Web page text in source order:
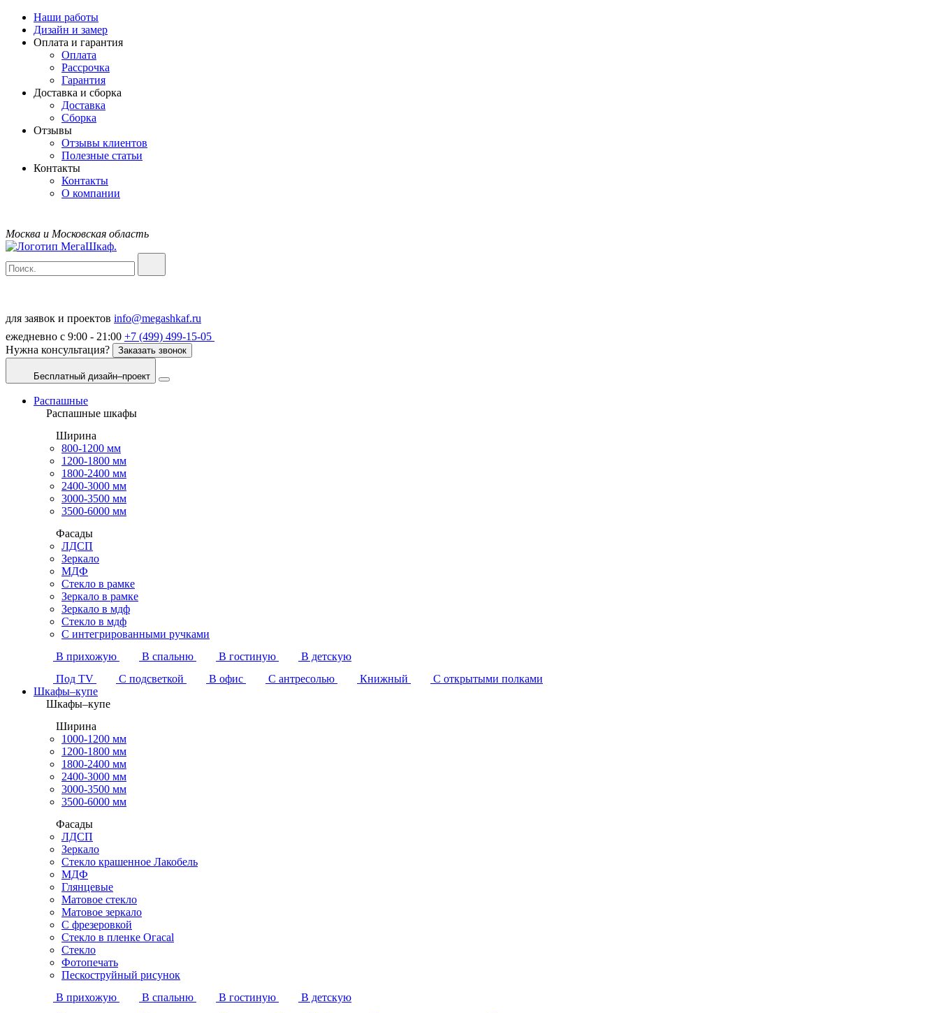
Наши работы
Дизайн и замер
Оплата и гарантия
Оплата
Рассрочка
Гарантия
Доставка и сборка
Доставка
Сборка
Отзывы
Отзывы клиентов
Полезные статьи
Контакты
Контакты
О компании
Москва и Московская область
для заявок и проектов info@megashkaf.ru
ежедневно с 9:00 - 21:00 +7 (499) 499-15-05
Нужна консультация?
Заказать звонок
Бесплатный дизайн–проект
Распашные
Распашные шкафы
Ширина
800-1200 мм
1200-1800 мм
1800-2400 мм
2400-3000 мм
3000-3500 мм
3500-6000 мм
Фасады
ЛДСП
Зеркало
МДФ
Стекло в рамке
Зеркало в рамке
Зеркало в мдф
Стекло в мдф
С интегрированными ручками
В прихожую
В спальню В гостиную
В детскую
Под TV
С подсветкой В офис С антресолью Книжный
С открытыми полками
Шкафы–купе
Шкафы–купе
Ширина
1000-1200 мм
1200-1800 мм
1800-2400 мм
2400-3000 мм
3000-3500 мм
3500-6000 мм
Фасады
ЛДСП
Зеркало
Стекло крашенное Лакобель
МДФ
Глянцевые
Матовое стекло
Матовое зеркало
С фрезеровкой
Стекло в пленке Огасаl
Стекло
Фотопечать
Пескоструйный рисунок
В прихожую
В спальню В гостиную
В детскую